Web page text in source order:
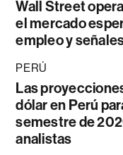
Wall Street
el mercado
empleo y
PERÚ
Las
dólar en Perú
semestre de
analistas